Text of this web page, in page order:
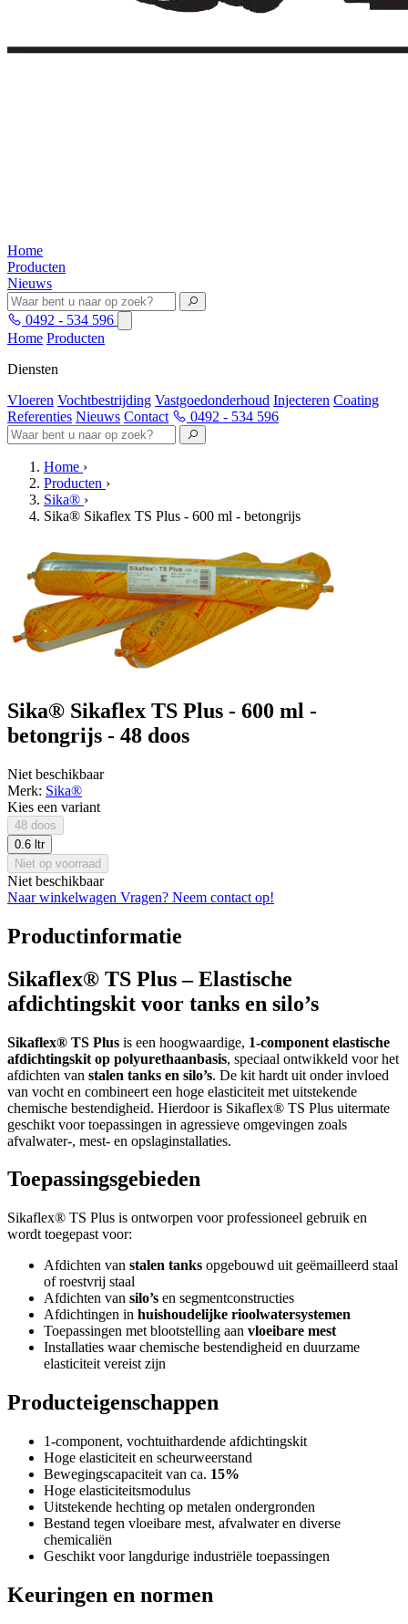
Home
Producten
Nieuws
0492 - 534 596
Home Producten
Diensten
Vloeren Vochtbestrijding Vastgoedonderhoud Injecteren Coating
Referenties Nieuws Contact 0492 - 534 596
Home ›
Producten ›
Sika® ›
Sika® Sikaflex TS Plus - 600 ml - betongrijs
Sika® Sikaflex TS Plus - 600 ml -
betongrijs - 48 doos
Niet beschikbaar
Merk: Sika®
Kies een variant
48 doos
0.6 ltr
Niet op voorraad
Niet beschikbaar
Naar winkelwagen Vragen? Neem contact op!
Productinformatie
Sikaflex® TS Plus – Elastische
afdichtingskit voor tanks en silo’s
Sikaflex® TS Plus is een hoogwaardige, 1-component elastische
afdichtingskit op polyurethaanbasis, speciaal ontwikkeld voor het
afdichten van stalen tanks en silo’s. De kit hardt uit onder invloed
van vocht en combineert een hoge elasticiteit met uitstekende
chemische bestendigheid. Hierdoor is Sikaflex® TS Plus uitermate
geschikt voor toepassingen in agressieve omgevingen zoals
afvalwater-, mest- en opslaginstallaties.
Toepassingsgebieden
Sikaflex® TS Plus is ontworpen voor professioneel gebruik en
wordt toegepast voor:
Afdichten van stalen tanks opgebouwd uit geëmailleerd staal
of roestvrij staal
Afdichten van silo’s en segmentconstructies
Afdichtingen in huishoudelijke rioolwatersystemen
Toepassingen met blootstelling aan vloeibare mest
Installaties waar chemische bestendigheid en duurzame
elasticiteit vereist zijn
Producteigenschappen
1-component, vochtuithardende afdichtingskit
Hoge elasticiteit en scheurweerstand
Bewegingscapaciteit van ca. 15%
Hoge elasticiteitsmodulus
Uitstekende hechting op metalen ondergronden
Bestand tegen vloeibare mest, afvalwater en diverse
chemicaliën
Geschikt voor langdurige industriële toepassingen
Keuringen en normen